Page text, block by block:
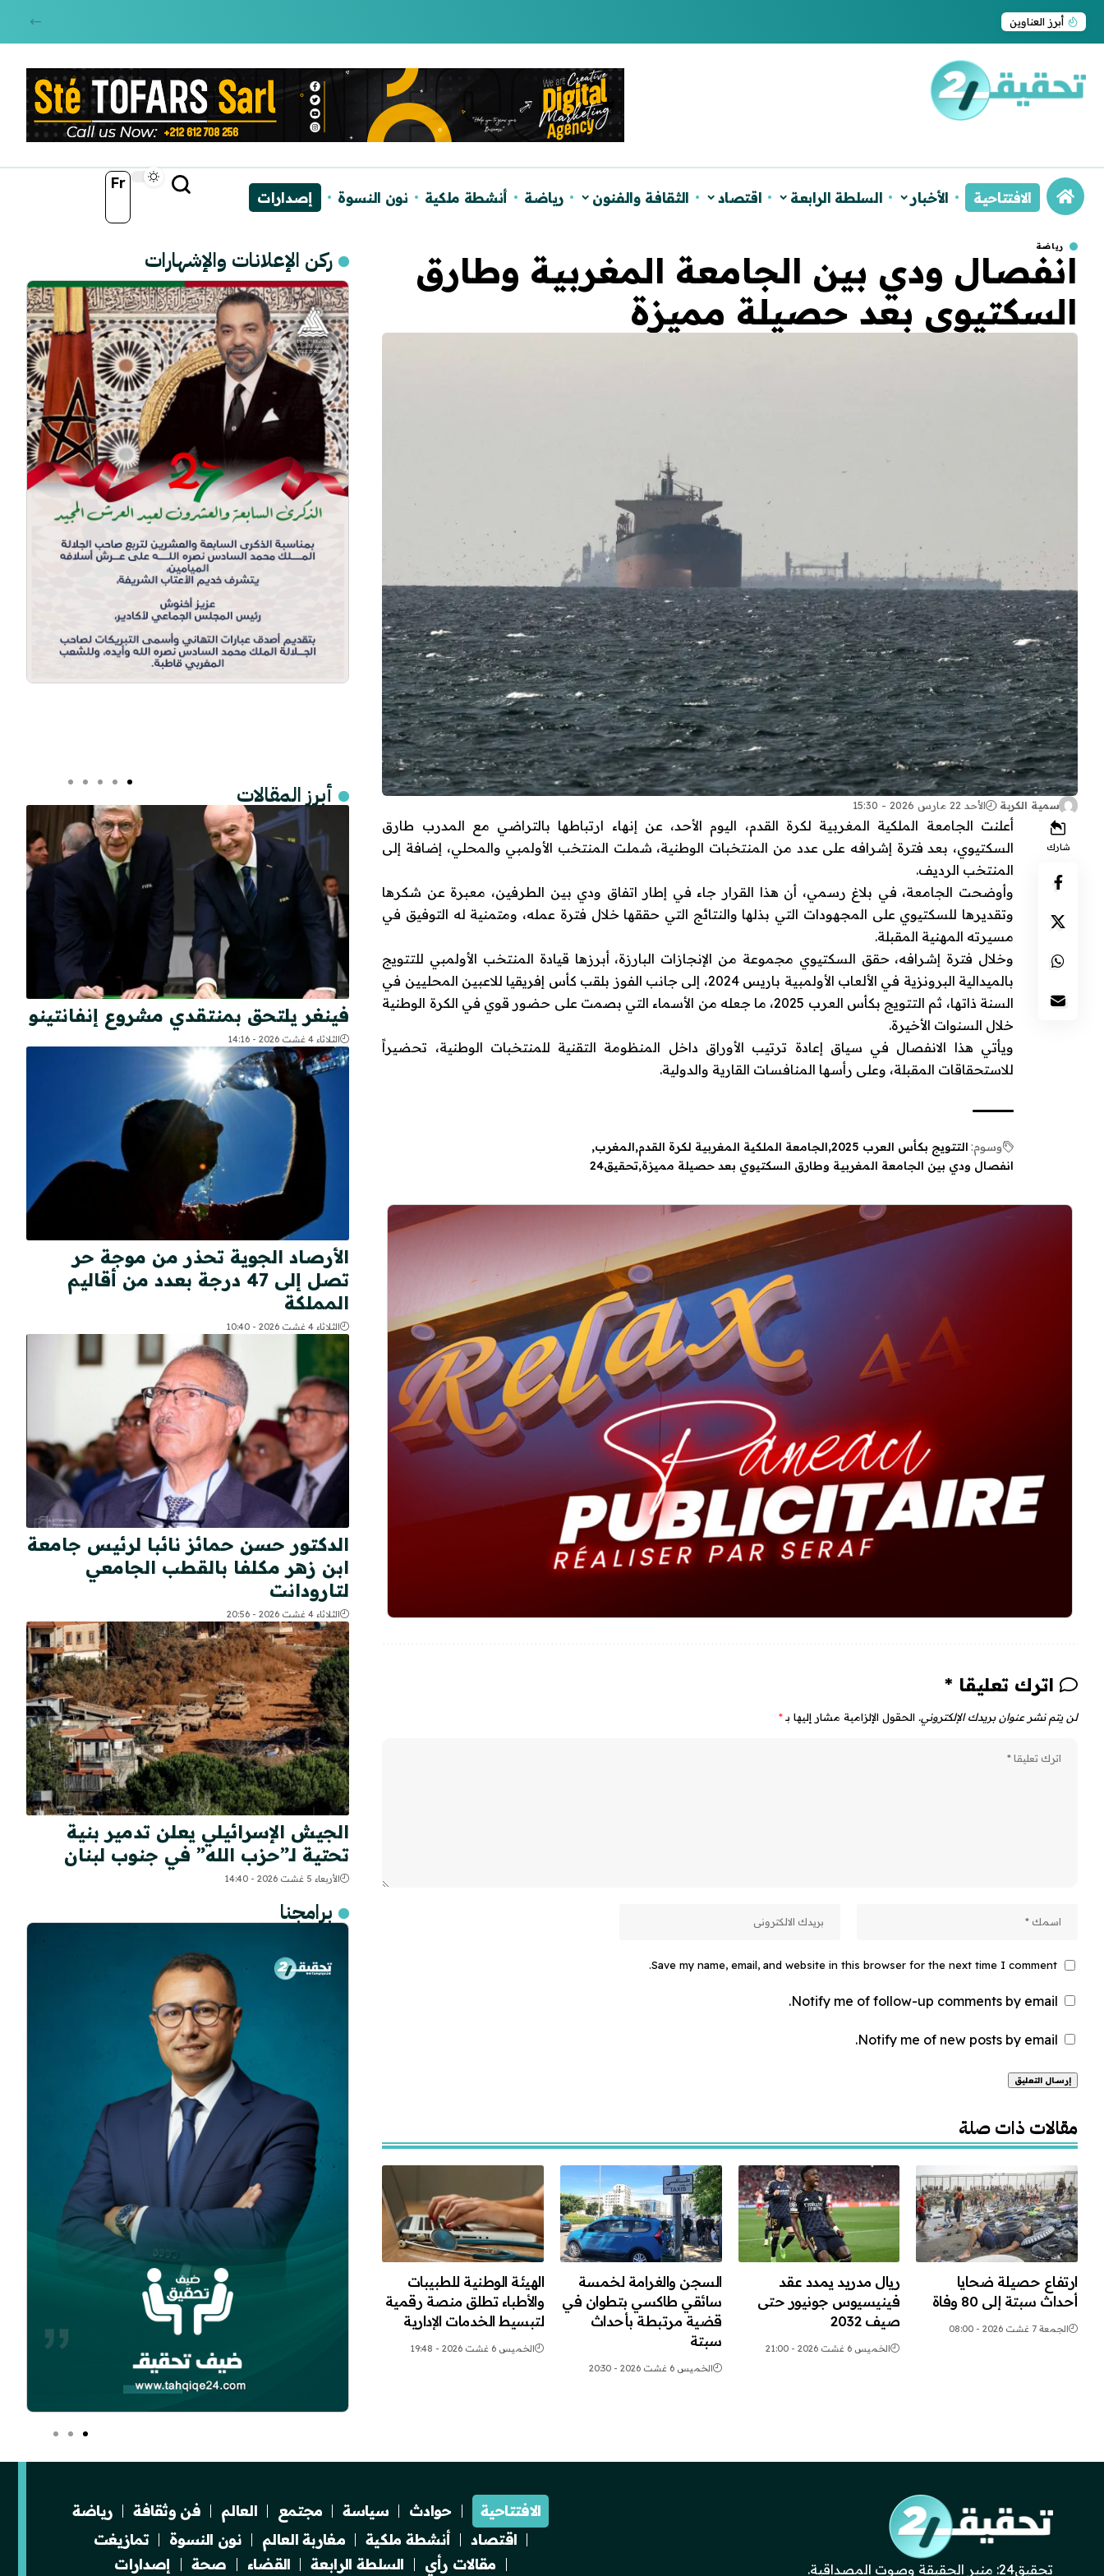
أبرز العناوين
Fr
الافتتاحية الأخبار السلطة الرابعة اقتصاد الثقافة والفنون رياضة أنشطة ملكية نون النسوة إصدارات
رياضة
انفصال ودي بين الجامعة المغربية وطارق
السكتيوي بعد حصيلة مميزة
سمية الكربة الأحد 22 مارس 2026 - 15:30
شارك
أعلنت الجامعة الملكية المغربية لكرة القدم، اليوم الأحد، عن إنهاء ارتباطها بالتراضي مع المدرب طارق
السكتيوي، بعد فترة إشرافه على عدد من المنتخبات الوطنية، شملت المنتخب الأولمبي والمحلي، إضافة إلى
المنتخب الرديف.
وأوضحت الجامعة، في بلاغ رسمي، أن هذا القرار جاء في إطار اتفاق ودي بين الطرفين، معبرة عن شكرها
وتقديرها للسكتيوي على المجهودات التي بذلها والنتائج التي حققها خلال فترة عمله، ومتمنية له التوفيق في
مسيرته المهنية المقبلة.
وخلال فترة إشرافه، حقق السكتيوي مجموعة من الإنجازات البارزة، أبرزها قيادة المنتخب الأولمبي للتتويج
بالميدالية البرونزية في الألعاب الأولمبية باريس 2024
، إلى جانب الفوز بلقب كأس إفريقيا للاعبين المحليين في
السنة ذاتها، ثم التتويج بكأس العرب 2025، ما جعله من الأسماء التي بصمت على حضور قوي في الكرة الوطنية
خلال السنوات الأخيرة.
ويأتي هذا الانفصال في سياق إعادة ترتيب الأوراق داخل المنظومة التقنية للمنتخبات الوطنية، تحضيراً
للاستحقاقات المقبلة، وعلى رأسها المنافسات القارية والدولية.
وسوم: التتويج بكأس العرب 2025 الجامعة الملكية المغربية لكرة القدم المغرب
انفصال ودي بين الجامعة المغربية وطارق السكتيوي بعد حصيلة مميزة تحقيق24
اترك تعليقا *
لن يتم نشر عنوان بريدك الإلكتروني. الحقول الإلزامية مشار إليها بـ*
Save my name, email, and website in this browser for the next time I comment.
Notify me of follow-up comments by email.
Notify me of new posts by email.
مقالات ذات صلة
ارتفاع حصيلة ضحايا
أحداث سبتة إلى 80 وفاة
الجمعة 7 غشت 2026 - 08:00
ريال مدريد يمدد عقد
فينيسيوس جونيور حتى
صيف 2032
الخميس 6 غشت 2026 - 21:00
السجن والغرامة لخمسة
سائقي طاكسي بتطوان في
قضية مرتبطة بأحداث
سبتة
الخميس 6 غشت 2026 - 20:30
الهيئة الوطنية للطبيبات
والأطباء تطلق منصة رقمية
لتبسيط الخدمات الإدارية
الخميس 6 غشت 2026 - 19:48
ركن الإعلانات والإشهارات
أبرز المقالات
فينغر يلتحق بمنتقدي مشروع إنفانتينو
الثلاثاء 4 غشت 2026 - 14:16
الأرصاد الجوية تحذر من موجة حر
تصل إلى 47 درجة بعدد من أقاليم
المملكة
الثلاثاء 4 غشت 2026 - 10:40
الدكتور حسن حمائز نائبا لرئيس جامعة
ابن زهر مكلفا بالقطب الجامعي
لتارودانت
الثلاثاء 4 غشت 2026 - 20:56
الجيش الإسرائيلي يعلن تدمير بنية
تحتية لـ”حزب الله” في جنوب لبنان
الأربعاء 5 غشت 2026 - 14:40
برامجنا
تحقيق24: منبر الحقيقة وصوت المصداقية.
الافتتاحية حوادث سياسة مجتمع العالم فن وثقافة
رياضة
اقتصاد
أنشطة ملكية مغاربة العالم نون النسوة
تمازيغت
مقالات رأي
السلطة الرابعة القضاء صحة إصدارات